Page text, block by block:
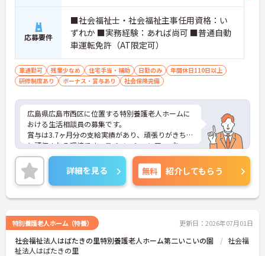
応募要件
■社会福祉士・社会福祉主事任用資格：い
ずれか ■実務経験：あれば尚可 ■普通自動
車運転免許（AT限定可）
車通勤可 残業少なめ 住宅手当・補助 日勤のみ
年間休日110日以上
研修制度あり
ボーナス・賞与あり 社会保険完備
広島県広島市西区に位置する特別養護老人ホームに
おける生活相談員の募集です。
賞与は3.7ヶ月分の支給実績があり、頑張りがきちん
と評価される環境です。モチベーションアップにつ
ながります。
ご興味のある方には、面接対策ポイントなど、さら
に詳細をご案内しますのでお気軽にご相談くださ
い！
詳細を見る 無料 紹介してもらう
特別養護老人ホーム（特養） 更新日：2026年07月01日
社会福祉法人はばたきの里特別養護老人ホーム第二いこいの園
社会福
祉法人はばたきの里